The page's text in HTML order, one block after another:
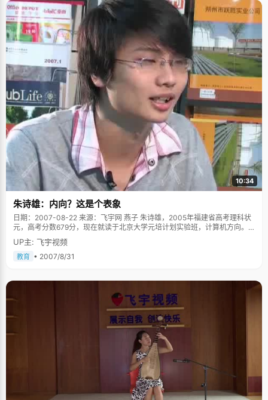
10:34
朱诗雄：内向？这是个表象
日期：2007-08-22 来源：飞宇网 燕子 朱诗雄，2005年福建省高考理科状
元，高考分数679分，现在就读于北京大学元培计划实验班，计算机方向。
朱诗雄给人的第一感觉是温文儒雅，而且亲切礼貌的，打招呼、说话都是面
带微笑，温温柔柔，不明就里的人准会把他归为中文系、历史系一类的高材
生，绝对不会往理科上靠，当然，这绝对是错觉。他有内向、腼腆的表面特
业、看书、打牌、跟爸爸下象棋。回忆童年，朱诗雄感觉特别轻松愉快，虽
然爸爸妈妈都是老师，但他们对孩子的教育没有显得特别的迫切，除了在必
要的时候给他加几道算术题以外，从来不强迫朱诗雄学什么："看我自己兴趣
而定了。妈妈曾经试着教我钢琴，因为弹得实在太难听了，就放弃了，"朱诗
雄调侃自己说："琴棋书画，我就只会下棋，幸好还学会了一样。" 一般人都
认为，往往聪明的孩子总是不那么乖巧的，常常会有不规矩的行为，我认为
朱诗雄应该属于上述一类，因为他虽然有着乖巧的外表，但从小就时常会有
着些不乖巧的行为，至少不能算是循规蹈矩。小时候偷农民地瓜，偷摘学校
芒果一类暂且不提，初中当班长的时候也不老实："我上课喜欢讲话，会拉着
前后左右的同学一起说，因为我学习好吧，老师很少批评我，总是批评周围
同学，或者给我调座位，大概调了四五次座位，结果还是一样。"说起来，朱
UP主: 飞宇视频
教育 • 2007/8/31